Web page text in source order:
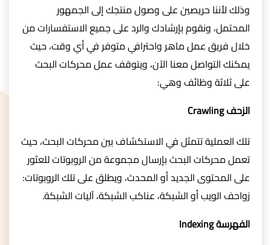
وذلك لأننا حريصين على وصول منتجك إلى الجمهور
المحتمل، ونقوم بإرشادك والرد على جميع الاستفسارات من
خلال فريق عمل ماهر واحترافي متوفر في أي وقت، حيث
يمكنك التواصل معنا الآن، ويتوقف عمل محركات البحث
على ثلاثة وظائف وهي:
الزحف Crawling
تلك العملية تتمثل في الاستكشاف بين محركات البحث، حيث
تعمل محركات البحث بإرسال مجموعة من الروبوتات للعثور
على المحتوى الجديد أو المحدث، ويطلق على تلك الروبوتات:
زواحف الويب أو الشبكة، عناكب الشبكة، آليات الشبكة.
الفهرسة Indexing